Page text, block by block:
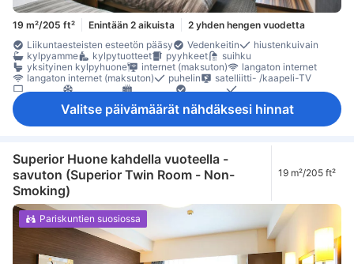
19 m²/205 ft² Enintään 2 aikuista
2 yhden hengen vuodetta
Liikuntaesteisten esteetön pääsy
Vedenkeitin
hiustenkuivain
kylpyamme
kylpytuotteet pyyhkeet
suihku
yksityinen kylpyhuone
internet (maksuton)
langaton internet
langaton internet (maksuton)
puhelin
satelliitti- /kaapeli-TV
taulu-tv
ilmastointi lämmitys Pyjamat
tossut
kokolattiamatto
oleskelualue Roskakorit
työpöytä
Valitse päivämäärät nähdäksesi hinnat
Superior Huone kahdella vuoteella -
savuton (Superior Twin Room - Non-
Smoking)
19 m²/205 ft²
Pariskuntien suosiossa